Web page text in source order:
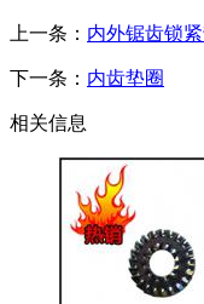
上一条： 内外锯齿锁
下一条： 内齿垫圈
相关信息